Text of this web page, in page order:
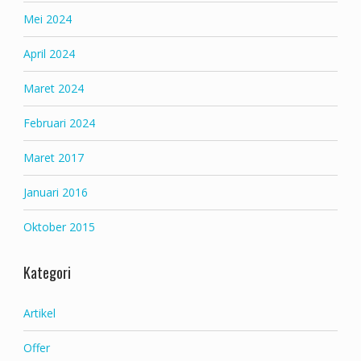
Mei 2024
April 2024
Maret 2024
Februari 2024
Maret 2017
Januari 2016
Oktober 2015
Kategori
Artikel
Offer